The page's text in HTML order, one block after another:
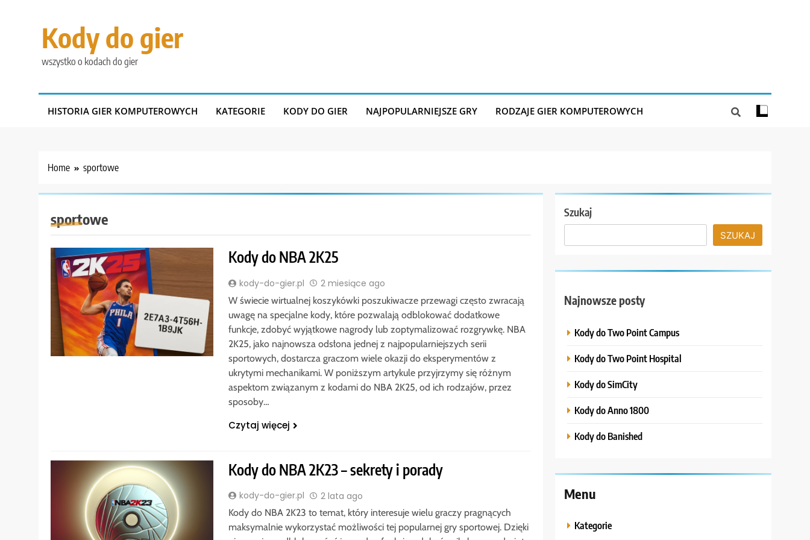
Kody do gier
wszystko o kodach do gier
HISTORIA GIER KOMPUTEROWYCH KATEGORIE KODY DO GIER NAJPOPULARNIEJSZE GRY RODZAJE GIER KOMPUTEROWYCH
Home sportowe
sportowe
Kody do NBA 2K25
kody-do-gier.pl 2 miesiące ago
W świecie wirtualnej koszykówki poszukiwacze przewagi często zwracają
uwagę na specjalne kody, które pozwalają odblokować dodatkowe
funkcje, zdobyć wyjątkowe nagrody lub zoptymalizować rozgrywkę. NBA
2K25, jako najnowsza odsłona jednej z najpopularniejszych serii
sportowych, dostarcza graczom wiele okazji do eksperymentów z
ukrytymi mechanikami. W poniższym artykule przyjrzymy się różnym
aspektom związanym z kodami do NBA 2K25, od ich rodzajów, przez
sposoby…
Czytaj więcej
Kody do NBA 2K23 – sekrety i porady
kody-do-gier.pl 2 lata ago
Kody do NBA 2K23 to temat, który interesuje wielu graczy pragnących
maksymalnie wykorzystać możliwości tej popularnej gry sportowej. Dzięki
Szukaj
SZUKAJ
Najnowsze posty
Kody do Two Point Campus
Kody do Two Point Hospital
Kody do SimCity
Kody do Anno 1800
Kody do Banished
Menu
Kategorie